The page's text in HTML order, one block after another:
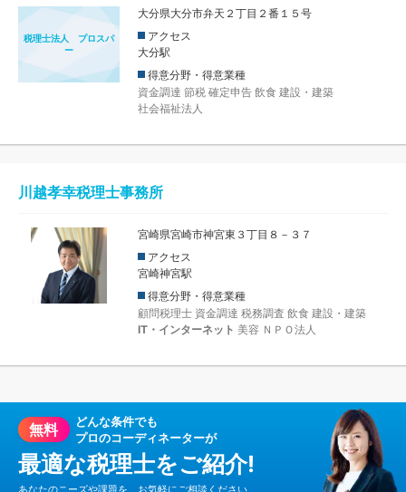
税理士法人 プロスパ
ー
大分県大分市弁天２丁目２番１５号
アクセス
大分駅
得意分野・得意業種
資金調達 節税 確定申告 飲食 建設・建築
社会福祉法人
川越孝幸税理士事務所
宮崎県宮崎市神宮東３丁目８－３７
アクセス
宮崎神宮駅
得意分野・得意業種
顧問税理士 資金調達 税務調査 飲食 建設・建築
IT・インターネット 美容 ＮＰＯ法人
無料
どんな条件でも
プロのコーディネーターが
最適な税理士をご紹介!
あなたのニーズや課題を、お気軽にご相談ください